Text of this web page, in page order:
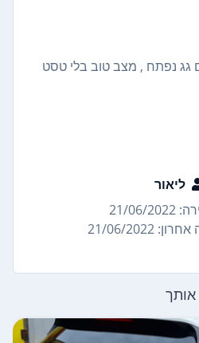
טוסון שנת 2006 עם גג נפתח , מצב טוב בלי טסט
ליאור
2022
21/06/2022
אותך